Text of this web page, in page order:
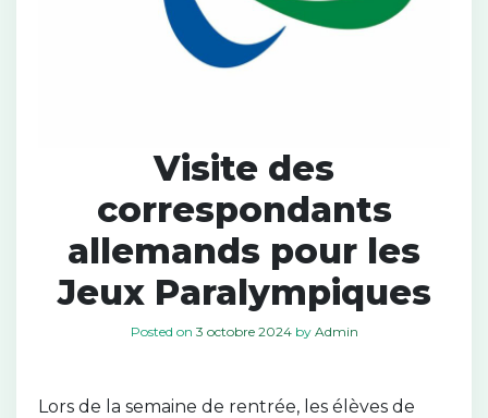
Visite des
correspondants
allemands pour les
Jeux Paralympiques
Posted on 3 octobre 2024by Admin
Lors de la semaine de rentrée, les élèves de